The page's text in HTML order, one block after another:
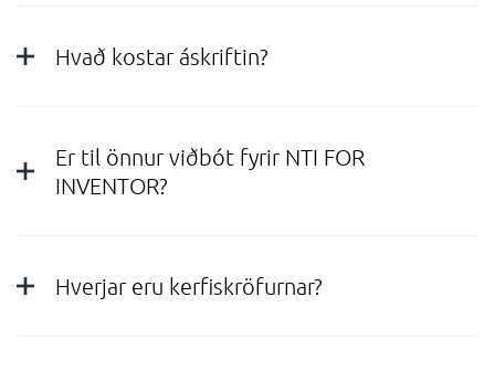
Hvað kostar áskriftin?
Er til önnur viðbót fyrir NTI FOR
INVENTOR?
Hverjar eru kerfiskröfurnar?